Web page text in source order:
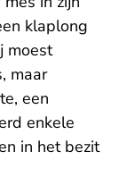
klaplong
moest
maar
een
enkele
in het bezit